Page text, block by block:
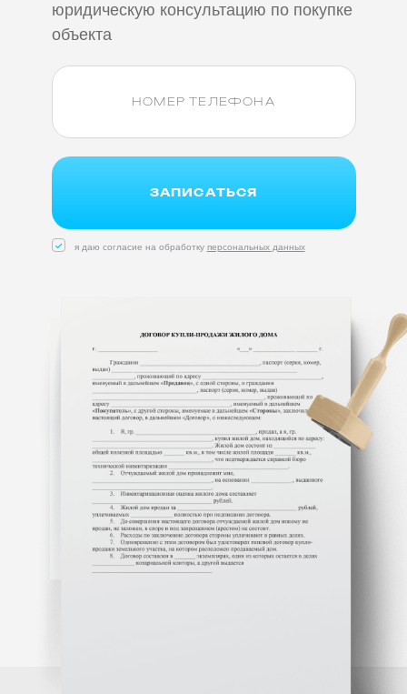
юридическую консультацию по покупке
объекта
ЗАПИСАТЬСЯ
я даю согласие на обработку персональных данных